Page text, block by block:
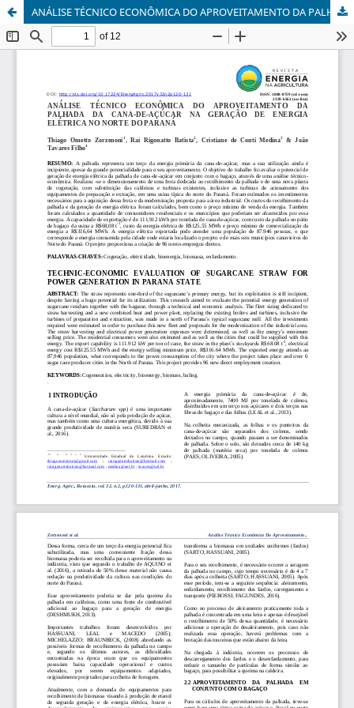
ANÁLISE TÉCNICO ECONÔMICA DO APROVEITAMENTO DA PALHADA DA CANA-DE-AÇÚCAR NA GERAÇÃO DE ENERGIA ELÉTRICA NO NORTE DO PARANÁ